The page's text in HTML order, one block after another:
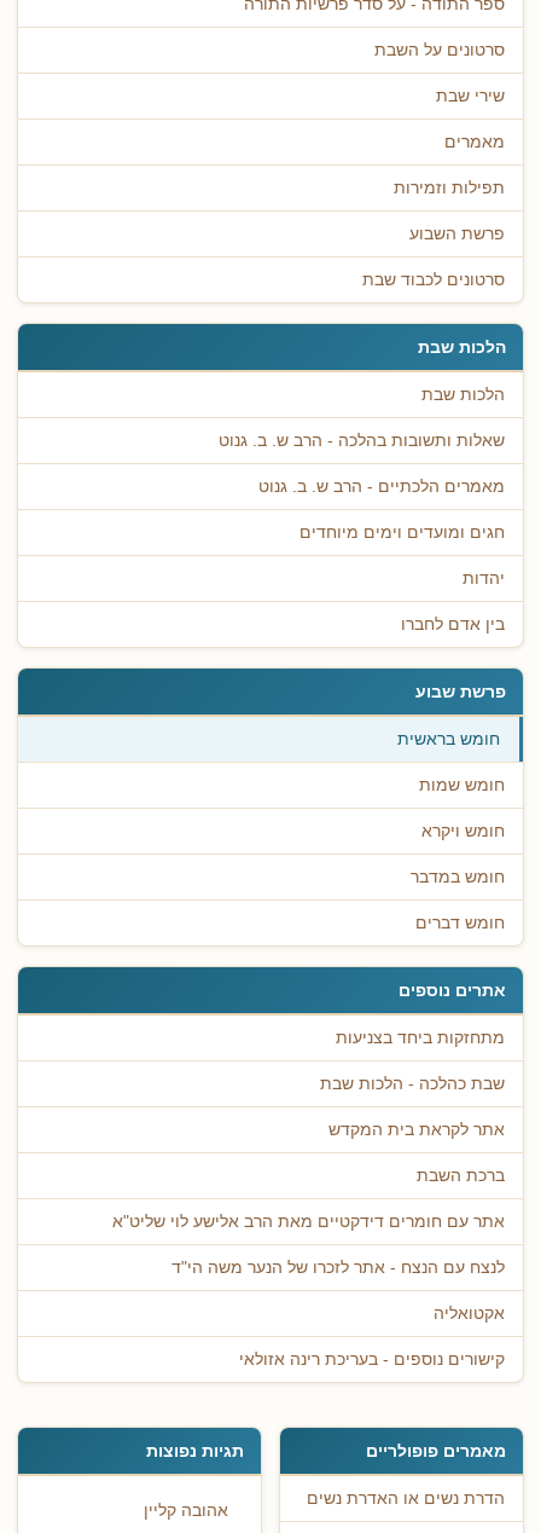
ספר התודה - על סדר פרשיות התורה
סרטונים על השבת
שירי שבת
מאמרים
תפילות וזמירות
פרשת השבוע
סרטונים לכבוד שבת
הלכות שבת
הלכות שבת
שאלות ותשובות בהלכה - הרב ש. ב. גנוט
מאמרים הלכתיים - הרב ש. ב. גנוט
חגים ומועדים וימים מיוחדים
יהדות
בין אדם לחברו
פרשת שבוע
חומש בראשית
חומש שמות
חומש ויקרא
חומש במדבר
חומש דברים
אתרים נוספים
מתחזקות ביחד בצניעות
שבת כהלכה - הלכות שבת
אתר לקראת בית המקדש
ברכת השבת
אתר עם חומרים דידקטיים מאת הרב אלישע לוי שליט"א
לנצח עם הנצח - אתר לזכרו של הנער משה הי"ד
אקטואליה
קישורים נוספים - בעריכת רינה אזולאי
מאמרים פופולריים
הדרת נשים או האדרת נשים
תגיות נפוצות
אהובה קליין